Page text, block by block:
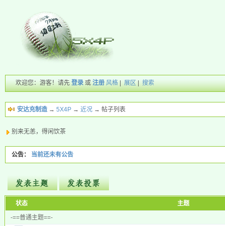
欢迎您：游客！请先登录 或注册 风格 |展区 |搜索
安达充制造 → 5X4P → 近况 → 帖子列表
别来无恙，得闲饮茶
公告： 当前还未有公告
新的主题
投票帖
状态
主题
-==普通主题==-